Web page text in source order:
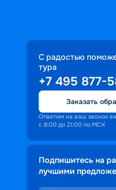
С радостью
тура
+7 495 877-
Заказать
Ответим на ваш звонок
с 8:00 до 21:00 по МСК
Подпишитесь на
лучшими